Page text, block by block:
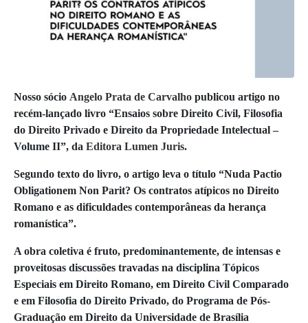
Nosso sócio Angelo Prata de Carvalho publicou artigo no
recém-lançado livro “Ensaios sobre Direito Civil, Filosofia
do Direito Privado e Direito da Propriedade Intelectual –
Volume II”, da Editora Lumen Juris.
Segundo texto do livro, o artigo leva o título “Nuda Pactio
Obligationem Non Parit? Os contratos atípicos no Direito
Romano e as dificuldades contemporâneas da herança
romanística”.
A obra coletiva é fruto, predominantemente, de intensas e
proveitosas discussões travadas na disciplina Tópicos
Especiais em Direito Romano, em Direito Civil Comparado
e em Filosofia do Direito Privado, do Programa de Pós-
Graduação em Direito da Universidade de Brasília